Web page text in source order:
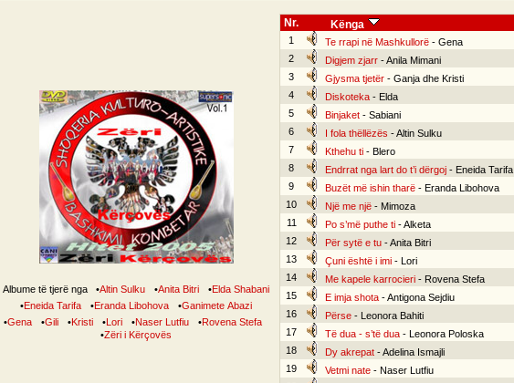
Albume të tjerë nga •Altin Sulku •Anita Bitri •Elda Shabani
•Eneida Tarifa •Eranda Libohova •Ganimete Abazi
•Gena •Gili •Kristi •Lori •Naser Lutfiu •Rovena Stefa
•Zëri i Kërçovës
Nr. Kënga
1 Te rrapi në Mashkullorë- Gena
2
Digjem zjarr- Anila Mimani
3
Gjysma tjetër- Ganja dhe Kristi
4
Diskoteka- Elda
5
Binjaket- Sabiani
6
I fola thëllëzës - Altin Sulku
7
Kthehu ti- Blero
8
Endrrat nga lart do t’i dërgoj- Eneida Tarifa
9
Buzët më ishin tharë- Eranda Libohova
10
Një me një- Mimoza
11
Po s’më puthe ti- Alketa
12
Për sytë e tu- Anita Bitri
13
Çuni është i imi- Lori
14
Me kapele karrocieri- Rovena Stefa
15
E imja shota- Antigona Sejdiu
16
Përse- Leonora Bahiti
17
Të dua - s’të dua- Leonora Poloska
18
Dy akrepat- Adelina Ismajli
19
Vetmi nate- Naser Lutfiu